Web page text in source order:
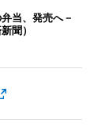
当、発売へ－
聞）